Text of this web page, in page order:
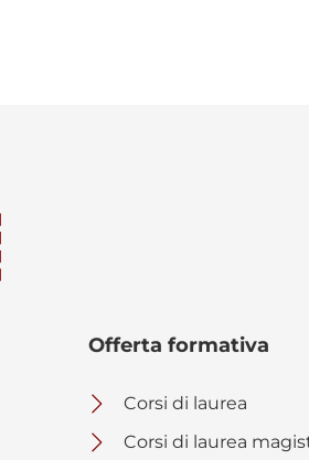
Offerta formativa
Corsi di laurea
Corsi di laurea